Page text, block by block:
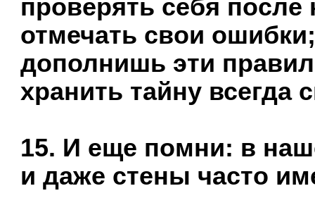
проверять себя после
отмечать свои
дополнишь эти
хранить тайну всегда
15. И еще помни: в
и даже стены часто